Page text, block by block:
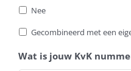
Nee
Gecombineerd met een
Wat is jouw KvK